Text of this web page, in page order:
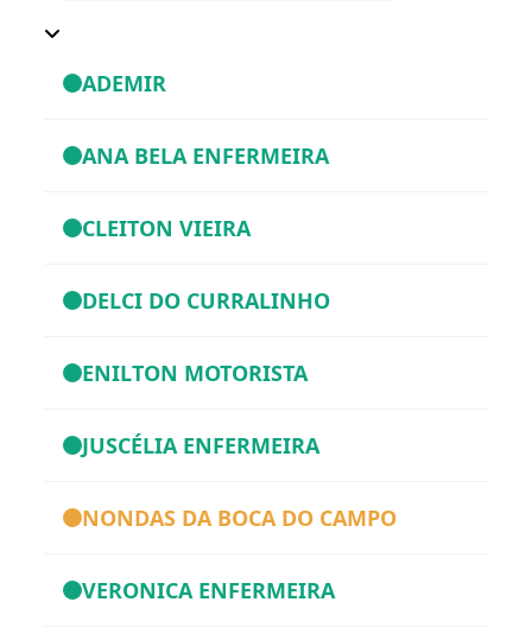
ADEMIR
ANA BELA ENFERMEIRA
CLEITON VIEIRA
DELCI DO CURRALINHO
ENILTON MOTORISTA
JUSCÉLIA ENFERMEIRA
NONDAS DA BOCA DO CAMPO
VERONICA ENFERMEIRA